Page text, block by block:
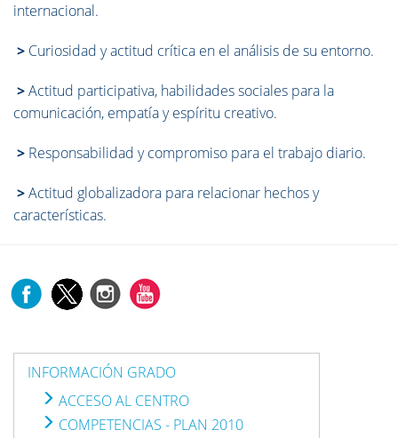
internacional.
> Curiosidad y actitud crítica en el análisis de su entorno.
>Actitud participativa, habilidades sociales para la
comunicación, empatía y espíritu creativo.
> Responsabilidad y compromiso para el trabajo diario.
>Actitud globalizadora para relacionar hechos y
características.
INFORMACIÓN GRADO
ACCESO AL CENTRO
COMPETENCIAS - PLAN 2010